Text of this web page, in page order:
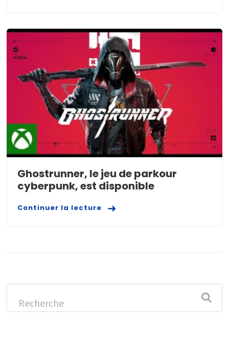
Ghostrunner, le jeu de parkour
cyberpunk, est disponible
Continuer la lecture